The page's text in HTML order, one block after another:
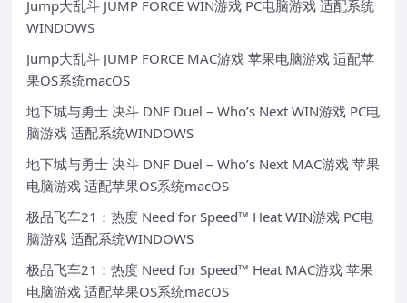
Jump大乱斗 JUMP FORCE WIN游戏 PC电脑游戏 适配系统
WINDOWS
Jump大乱斗 JUMP FORCE MAC游戏 苹果电脑游戏 适配苹
果OS系统macOS
地下城与勇士 决斗 DNF Duel – Who’s Next WIN游戏 PC电
脑游戏 适配系统WINDOWS
地下城与勇士 决斗 DNF Duel – Who’s Next MAC游戏 苹果
电脑游戏 适配苹果OS系统macOS
极品飞车21：热度 Need for Speed™ Heat WIN游戏 PC电
脑游戏 适配系统WINDOWS
极品飞车21：热度 Need for Speed™ Heat MAC游戏 苹果
电脑游戏 适配苹果OS系统macOS